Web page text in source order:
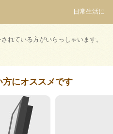
日常生活に
れている方がいらっしゃいます。
にオススメです